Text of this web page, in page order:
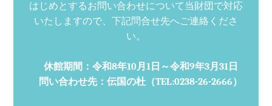
はじめとするお問い合わせについて当財団で対応
いたしますので、下記問合せ先へご連絡くださ
い。
休館期間：令和8年10月1日～令和9年3月31日
問い合わせ先：伝国の杜（TEL:0238-26-2666）